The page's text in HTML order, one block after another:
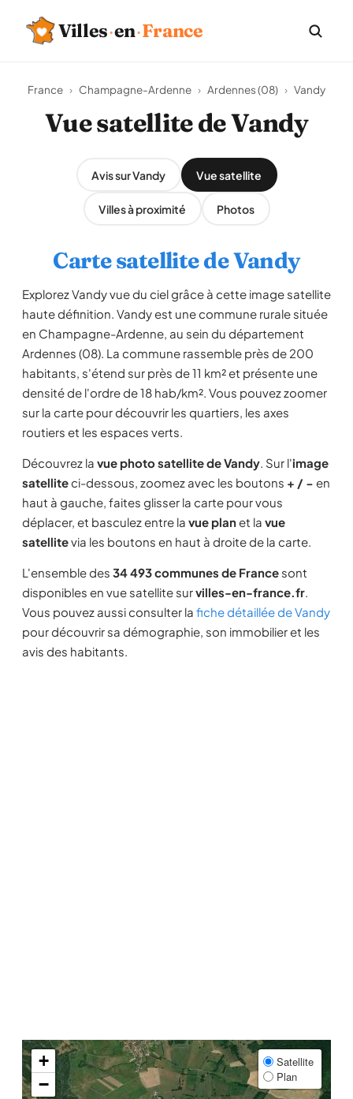
Villes·en·France
France › Champagne-Ardenne › Ardennes (08) › Vandy
Vue satellite de Vandy
Avis sur Vandy Vue satellite
Villes à proximité Photos
Carte satellite de Vandy
Explorez Vandy vue du ciel grâce à cette image satellite
haute définition. Vandy est une commune rurale située
en Champagne-Ardenne, au sein du département
Ardennes (08). La commune rassemble près de 200
habitants, s'étend sur près de 11 km² et présente une
densité de l'ordre de 18 hab/km². Vous pouvez zoomer
sur la carte pour découvrir les quartiers, les axes
routiers et les espaces verts.
Découvrez la vue photo satellite de Vandy. Sur l'image
satelliteci-dessous, zoomez avec les boutons + / − en
haut à gauche, faites glisser la carte pour vous
déplacer, et basculez entre la vue planet la vue
satellitevia les boutons en haut à droite de la carte.
L'ensemble des 34 493 communes de France sont
disponibles en vue satellite survilles-en-france.fr.
Vous pouvez aussi consulter la fiche détaillée de Vandy
pour découvrir sa démographie, son immobilier et les
avis des habitants.
+
−
Satellite
Plan